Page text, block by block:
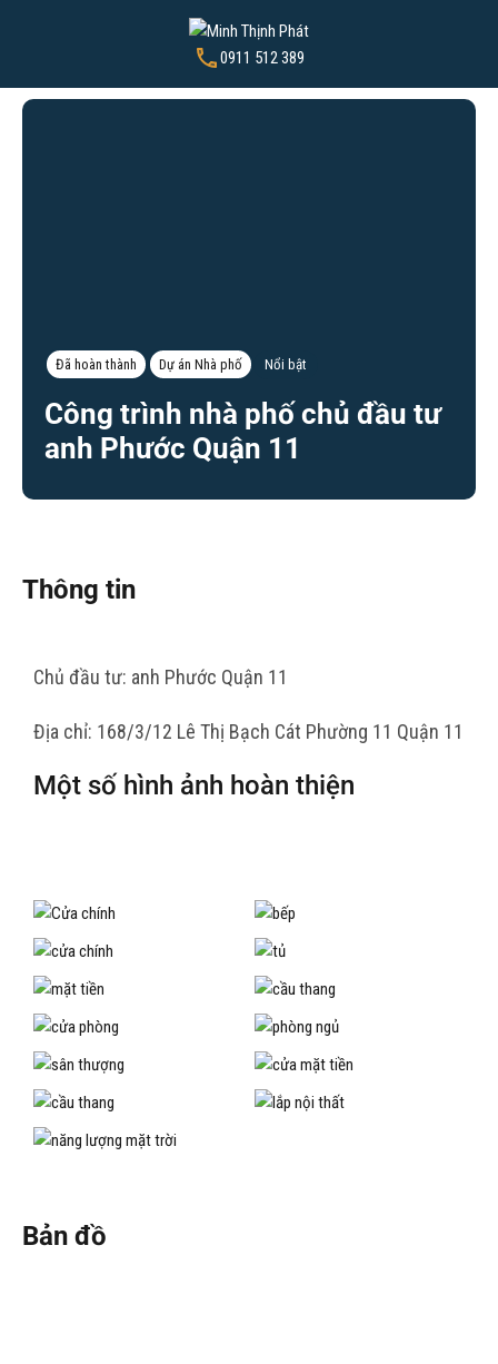
0911 512 389
Đã hoàn thành Dự án Nhà phố Nổi bật
Công trình nhà phố chủ đầu tư
anh Phước Quận 11
Thông tin
Chủ đầu tư: anh Phước Quận 11
Địa chỉ: 168/3/12 Lê Thị Bạch Cát Phường 11 Quận 11
Một số hình ảnh hoàn thiện
Bản đồ